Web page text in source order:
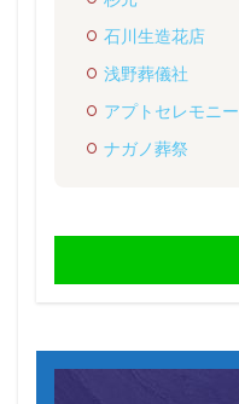
石川生造花店
浅野葬儀社
アプトセレモニー
ナガノ葬祭